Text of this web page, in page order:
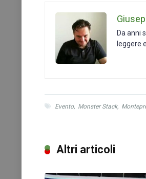
Da anni
leggere
Evento, Monster Stack,
Altri articoli